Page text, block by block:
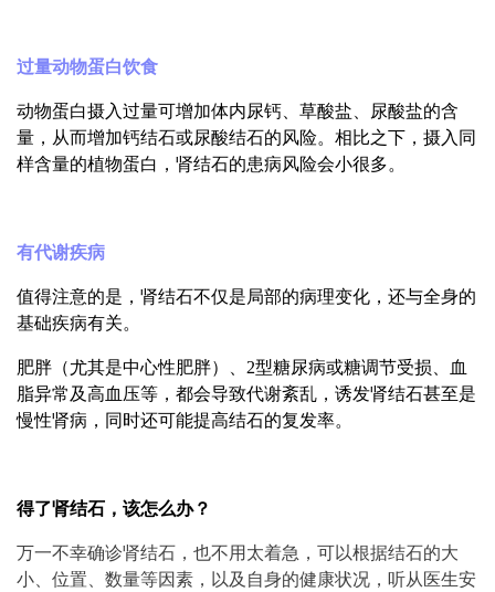
过量动物蛋白饮食
动物蛋白摄入过量可增加体内尿钙、草酸盐、尿酸盐的含
量，从而增加钙结石或尿酸结石的风险。相比之下，摄入同
样含量的植物蛋白，肾结石的患病风险会小很多。
有代谢疾病
值得注意的是，肾结石不仅是局部的病理变化，还与全身的
基础疾病有关。
肥胖（尤其是中心性肥胖）、2型糖尿病或糖调节受损、血
脂异常及高血压等，都会导致代谢紊乱，诱发肾结石甚至是
慢性肾病，同时还可能提高结石的复发率。
得了肾结石，该怎么办？
万一不幸确诊肾结石，也不用太着急，可以根据结石的大
小、位置、数量等因素，以及自身的健康状况，听从医生安